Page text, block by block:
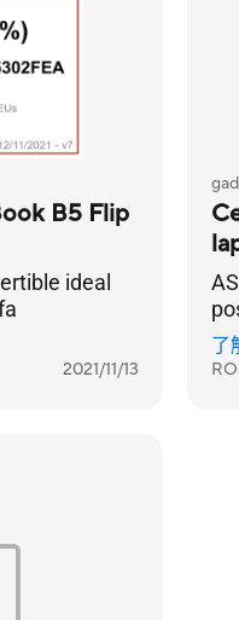
B5 Flip
ideal
2021/11/13
of
了